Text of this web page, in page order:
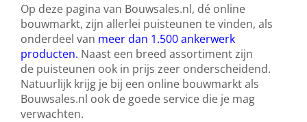
Op deze pagina van Bouwsales.nl, dé online
bouwmarkt, zijn allerlei puisteunen te vinden, als
onderdeel van meer dan 1.500 ankerwerk
producten. Naast een breed assortiment zijn
de puisteunen ook in prijs zeer onderscheidend.
Natuurlijk krijg je bij een online bouwmarkt als
Bouwsales.nl ook de goede service die je mag
verwachten.